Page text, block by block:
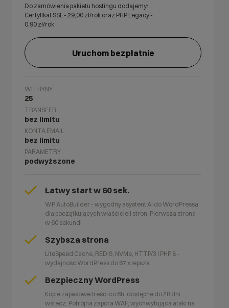
Do zamówienia pakietu hostingu dodajemy:
Certyfikat SSL - 29,00 zł/rok oraz PHP Legacy -
0,90 zł/rok
Uruchom bezpłatnie
WITRYNY
25
TRANSFER
bez limitu
KONTA EMAIL
bez limitu
PARAMETRY
podwyższone
Łatwy start w 60 sek.
WP AutoBuilder - wygodny asystent AI do WordPressa
dla początkujących właścicieli stron. Pierwsza strona
w 60 sekund!
Szybsza strona
LiteSpeed Cache, REDIS, NVMe, HTTP/3 i PHP 8 –
wydajność WordPress do 67 x lepsza.
Bezpieczny WordPress
Kopie zapasowe treści co 6h, dostępne do 28 dni
wstecz. Potrójna zapora WAF, wychwytująca ataki na